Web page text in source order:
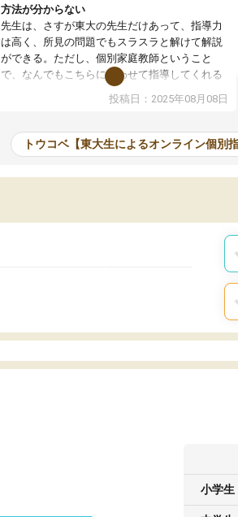
方法が分からない
先生は、さすが東大の先生だけあって、指導力
は高く、所見の問題でもスラスラと解けて解説
ができる。ただし、個別家庭教師ということ
で、なんでもこちらに合わせて指導してくれる
のだが、具体的なカリキュラムがない。当方
は、授業の先取り学習をするため、学校の教科
いただいたが、1時間の時間を使って進められる
範囲は限られており、それであれば自学自習で
なく、上手い活用の仕方が分からず辞めること
投稿日：2025年08月08日
トウコベ【東大生によるオンライン個別
小学生